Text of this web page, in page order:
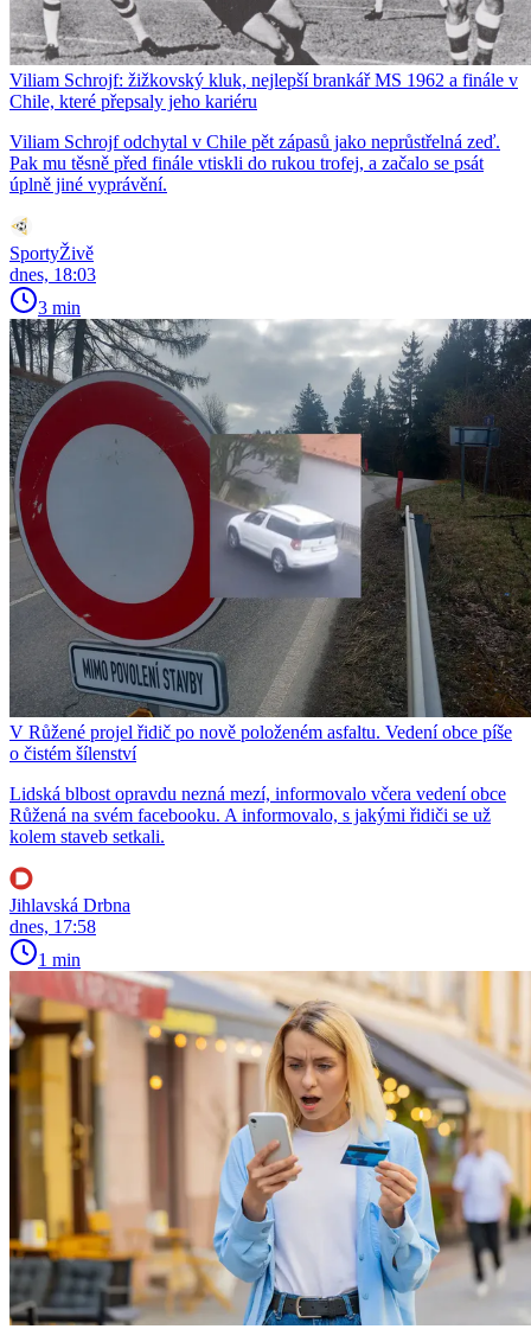
Viliam Schrojf: žižkovský kluk, nejlepší brankář MS 1962 a finále v
Chile, které přepsaly jeho kariéru
Viliam Schrojf odchytal v Chile pět zápasů jako neprůstřelná zeď.
Pak mu těsně před finále vtiskli do rukou trofej, a začalo se psát
úplně jiné vyprávění.
SportyŽivě
dnes, 18:03
3 min
V Růžené projel řidič po nově položeném asfaltu. Vedení obce píše
o čistém šílenství
Lidská blbost opravdu nezná mezí, informovalo včera vedení obce
Růžená na svém facebooku. A informovalo, s jakými řidiči se už
kolem staveb setkali.
Jihlavská Drbna
dnes, 17:58
1 min